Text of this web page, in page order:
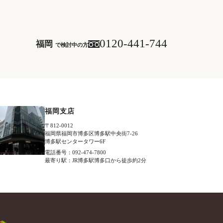
福岡 で検討中の方 0120-441-744
福岡支店
〒812-0012
福岡県福岡市博多区博多駅中央街7-26
博多駅センタータワー6F
電話番号：092-474-7800
最寄り駅：JR博多駅博多口から徒歩約2分